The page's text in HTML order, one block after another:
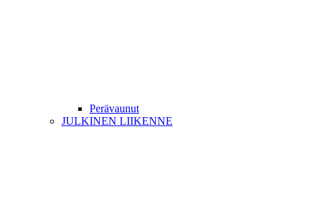
Perävaunut
JULKINEN LIIKENNE